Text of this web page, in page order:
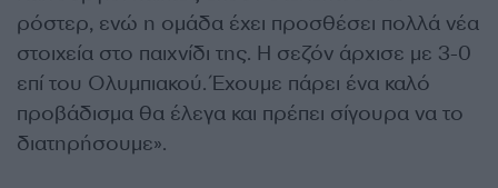
ρόστερ, ενώ η ομάδα έχει προσθέσει πολλά νέα
στοιχεία στο παιχνίδι της. Η σεζόν άρχισε με 3-0
επί του Ολυμπιακού. Έχουμε πάρει ένα καλό
προβάδισμα θα έλεγα και πρέπει σίγουρα να το
διατηρήσουμε».